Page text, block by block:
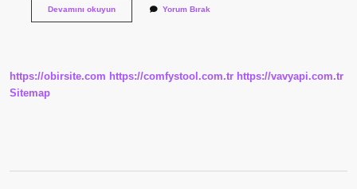
Devamını okuyunDinen
Yorum Bırak
https://obirsite.com https://comfystool.com.tr https://vavyapi.com.tr
Sitemap